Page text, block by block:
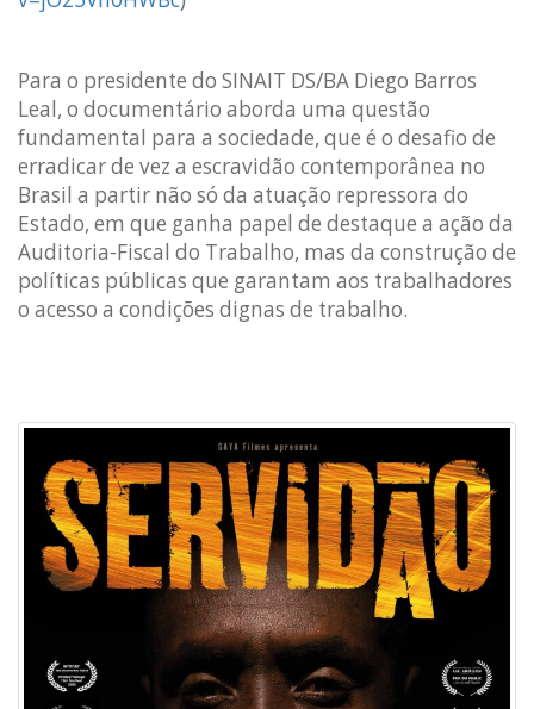
Para o presidente do SINAIT DS/BA Diego Barros
Leal, o documentário aborda uma questão
fundamental para a sociedade, que é o desafio de
erradicar de vez a escravidão contemporânea no
Brasil a partir não só da atuação repressora do
Estado, em que ganha papel de destaque a ação da
Auditoria-Fiscal do Trabalho, mas da construção de
políticas públicas que garantam aos trabalhadores
o acesso a condições dignas de trabalho.